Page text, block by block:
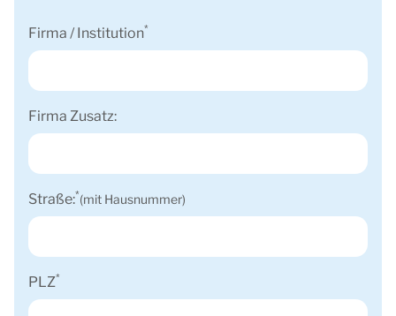
Firma / Institution*
Firma Zusatz:
Straße:*(mit Hausnummer)
PLZ*